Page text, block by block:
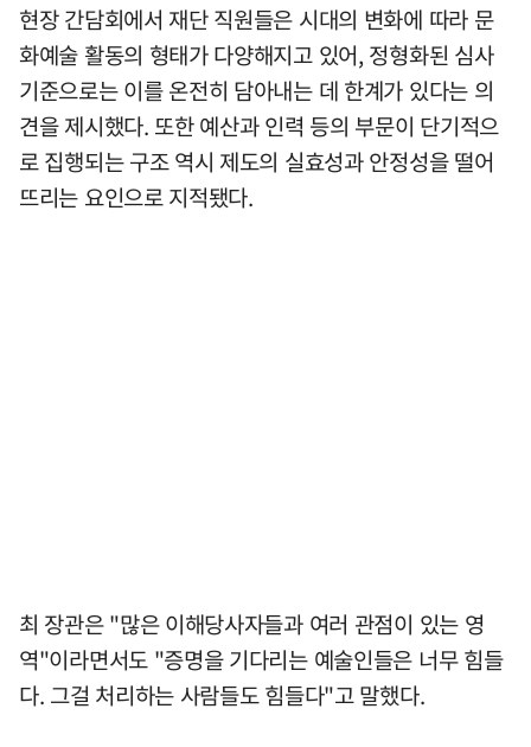
현장 간담회에서 재단 직원들은 시대의 변화에 따라 문
화예술 활동의 형태가 다양해지고 있어, 정형화된 심사
기준으로는 이를 온전히 담아내는 데 한계가 있다는 의
견을 제시했다. 또한 예산과 인력 등의 부문이 단기적으
로 집행되는 구조 역시 제도의 실효성과 안정성을 떨어
뜨리는 요인으로 지적됐다.
최 장관은 "많은 이해당사자들과 여러 관점이 있는 영
역"이라면서도 "증명을 기다리는 예술인들은 너무 힘들
다. 그걸 처리하는 사람들도 힘들다"고 말했다.